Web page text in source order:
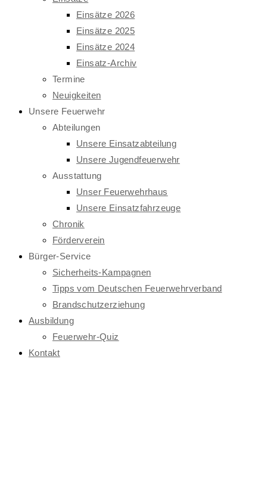
Einsätze 2026
Einsätze 2025
Einsätze 2024
Einsatz-Archiv
Termine
Neuigkeiten
Unsere Feuerwehr
Abteilungen
Unsere Einsatzabteilung
Unsere Jugendfeuerwehr
Ausstattung
Unser Feuerwehrhaus
Unsere Einsatzfahrzeuge
Chronik
Förderverein
Bürger-Service
Sicherheits-Kampagnen
Tipps vom Deutschen Feuerwehrverband
Brandschutzerziehung
Ausbildung
Feuerwehr-Quiz
Kontakt